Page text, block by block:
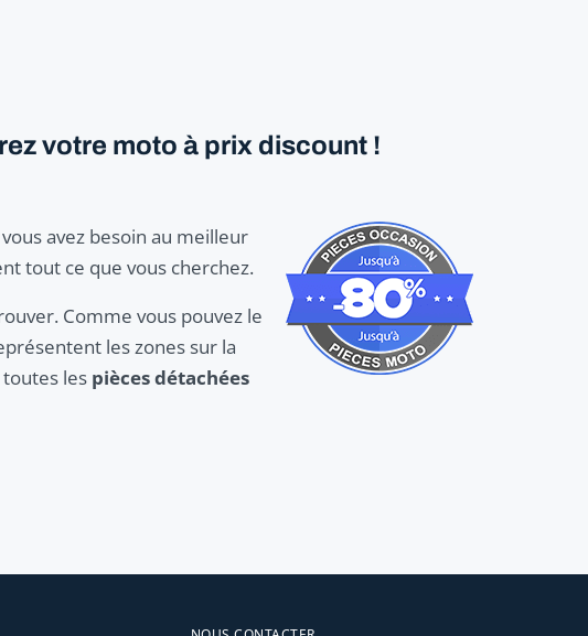
votre moto à prix discount !
avez besoin au meilleur
tout ce que vous cherchez.
Comme vous pouvez le
les zones sur la
les pièces détachées